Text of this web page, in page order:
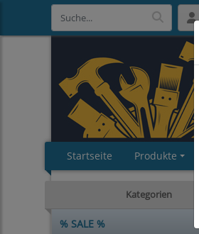
Startseite Produkte
Kategorien
% SALE %